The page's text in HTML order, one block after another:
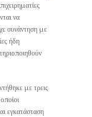
να
συνάντηση με
ήδη
με τρεις
εγκατάσταση